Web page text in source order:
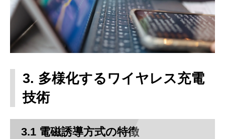
3. 多様化するワイヤレス充電
技術
3.1 電磁誘導方式の特徴